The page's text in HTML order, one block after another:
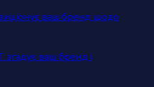
ваш бренд щодо
згадує ваш бренд і